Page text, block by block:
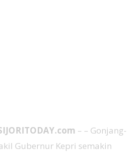
– – Gonjang-
Gubernur Kepri semakin